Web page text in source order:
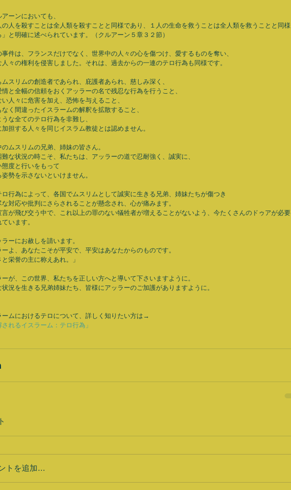
アーンにおいても、
の人を殺すことは全人類を殺すことと同様であり、１人の生命を救うことは全人類を救うことと同様
」と明確に述べられています。（クルアーン５章３２節）
事件は、フランスだけでなく、世界中の人々の心を傷つけ、愛するものを奪い、
人々の権利を侵害しました。それは、過去からの一連のテロ行為も同様です。
ムスリムの創造者であられ、庇護者あられ、慈しみ深く、
情と全幅の信頼をおくアッラーの名で残忍な行為を行うこと、
い人々に危害を加え、恐怖を与えること、
なく間違ったイスラームの解釈を拡散すること、
うな全てのテロ行為を非難し、
加担する人々を同じイスラム教徒とは認めません。
のムスリムの兄弟、姉妹の皆さん。
難な状況の時こそ、私たちは、アッラーの道で忍耐強く、誠実に、
態度と行いをもって
姿勢を示さないといけません。
ロ行為によって、各国でムスリムとして誠実に生きる兄弟、姉妹たちが傷つき
な対応や批判にさらされることが懸念され、心が痛みます。
言が飛び交う中で、これ以上の罪のない犠牲者が増えることがないよう、今たくさんのドゥアが必要
ています。
ラーにお赦しを請います。
ーよ、あなたこそが平安で、平安はあなたからのものです。
と栄誉の主に称えあれ。」
ーが、この世界、私たちを正しい方へと導いて下さいますように。
状況を生きる兄弟姉妹たち、皆様にアッラーのご加護がありますように。
ームにおけるテロについて、詳しく知りたい方は→
されるイスラーム：テロ行為」
トを追加…